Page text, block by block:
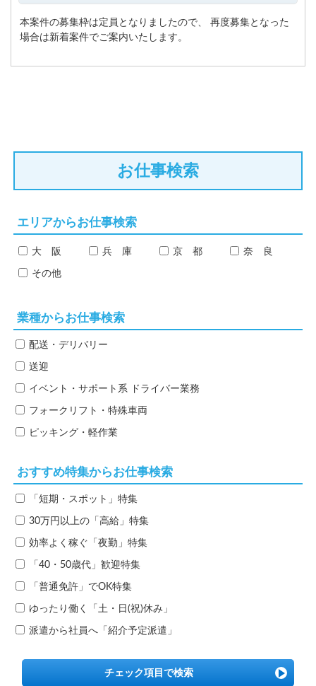
本案件の募集枠は定員となりましたので、
再度募集となった
場合は新着案件でご案内いたします。
お仕事検索
エリアからお仕事検索
大 阪 兵 庫 京 都 奈 良
その他
業種からお仕事検索
配送・デリバリー
送迎
イベント・サポート系 ドライバー業務
フォークリフト・特殊車両
ピッキング・軽作業
おすすめ特集からお仕事検索
「短期・スポット」特集
30万円以上の「高給」特集
効率よく稼ぐ「夜勤」特集
「40・50歳代」歓迎特集
「普通免許」でOK特集
ゆったり働く「土・日(祝)休み」
派遣から社員へ「紹介予定派遣」
チェック項目で検索